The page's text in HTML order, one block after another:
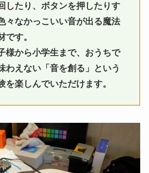
したり、ボタンを押したりす
々なかっこいい音が出る魔法
です。
様から小学生まで、おうちで
わえない「音を創る」という
を楽しんでいただけます。